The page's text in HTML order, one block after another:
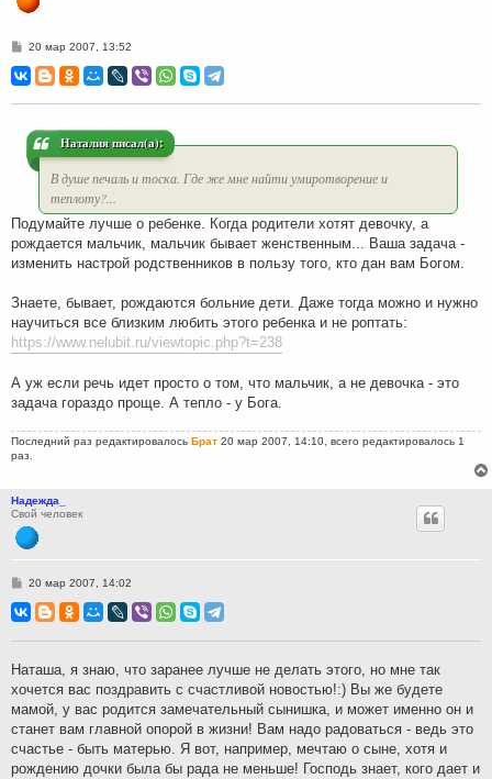
С
о
б
и
20 мар 2007, 13:52
Наталия писал(а):
В душе печаль и тоска. Где же мне найти умиротворение и
теплоту?...
Подумайте лучше о ребенке. Когда родители хотят девочку, а
рождается мальчик, мальчик бывает женственным... Ваша задача -
изменить настрой родственников в пользу того, кто дан вам Богом.
Знаете, бывает, рождаются больние дети. Даже тогда можно и нужно
научиться все близким любить этого ребенка и не роптать:
https://www.nelubit.ru/viewtopic.php?t=238
А уж если речь идет просто о том, что мальчик, а не девочка - это
задача гораздо проще. А тепло - у Бога.
Последний раз редактировалось Брат 20 мар 2007, 14:10, всего редактировалось 1
раз.
Надежда_
Свой человек
С
о
б
и
е
20 мар 2007, 14:02
Наташа, я знаю, что заранее лучше не делать этого, но мне так
хочется вас поздравить с счастливой новостью!:) Вы же будете
мамой, у вас родится замечательный сынишка, и может именно он и
станет вам главной опорой в жизни! Вам надо радоваться - ведь это
счастье - быть матерью. Я вот, например, мечтаю о сыне, хотя и
рождению дочки была бы рада не меньше! Господь знает, кого дает и